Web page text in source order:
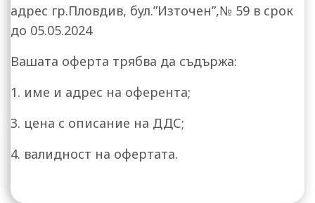
адрес гр.Пловдив, бул.”Източен”,№ 59 в срок
до 05.05.2024
Вашата оферта трябва да съдържа:
1. име и адрес на оферента;
3. цена с описание на ДДС;
4. валидност на офертата.